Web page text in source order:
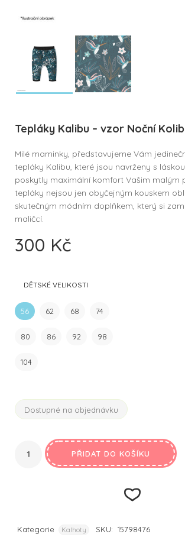
Tepláky Kalibu – vzor Noční
Milé maminky, představujeme Vám
tepláky Kalibu, které jsou navrženy s
poskytly maximální komfort Vašim malým
tepláky nejsou jen obyčejným kouskem
skutečným módním doplňkem, který si
maličcí.
300 Kč
DĚTSKÉ VELIKOSTI
56 62 68 74
80 86 92 98
104
Dostupné na objednávku
PŘIDAT DO KOŠÍKU
Kategorie Kalhoty SKU: 15798476